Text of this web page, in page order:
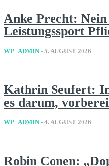
Anke Precht: Nein
Leistungssport
WP_ADMIN - 5. AUGUST 2026
Kathrin Seufert:
es darum,
WP_ADMIN - 4. AUGUST 2026
Robin Conen: